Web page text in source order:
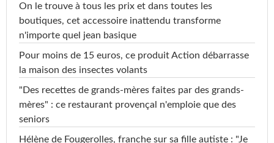
On le trouve à tous les prix et dans toutes les
boutiques, cet accessoire inattendu transforme
n'importe quel jean basique
Pour moins de 15 euros, ce produit Action débarrasse
la maison des insectes volants
"Des recettes de grands-mères faites par des grands-
mères" : ce restaurant provençal n'emploie que des
seniors
Hélène de Fougerolles, franche sur sa fille autiste : "Je